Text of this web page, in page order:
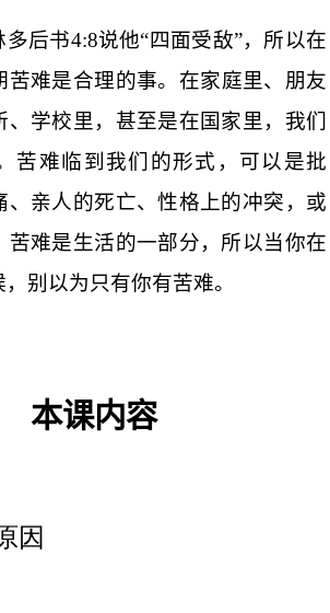
多后书4:8说他“四面受敌”， 所以在
苦难是合理的事。 在家庭里、朋友
、学校里，甚至是在国家里，我们
苦难临到我们 的形式， 可以是批
、亲人的死亡、性格上的冲突，或
苦难是生活的一部分，所以当你在
别 以为只有你有苦难。
本课内容
因